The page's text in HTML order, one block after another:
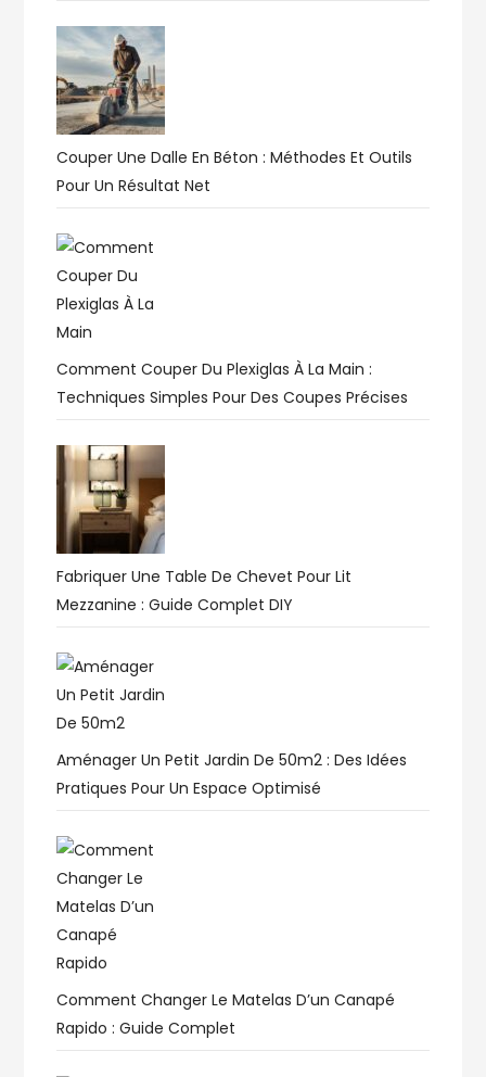
Couper Une Dalle En Béton : Méthodes Et Outils
Pour Un Résultat Net
Comment Couper Du Plexiglas À La Main :
Techniques Simples Pour Des Coupes Précises
Fabriquer Une Table De Chevet Pour Lit
Mezzanine : Guide Complet DIY
Aménager Un Petit Jardin De 50m2 : Des Idées
Pratiques Pour Un Espace Optimisé
Comment Changer Le Matelas D’un Canapé
Rapido : Guide Complet